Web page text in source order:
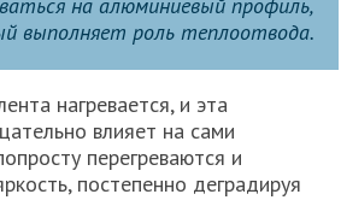
на алюминиевый профиль,
выполняет роль теплоотвода.
нагревается, и эта
влияет на сами
перегреваются и
постепенно деградируя